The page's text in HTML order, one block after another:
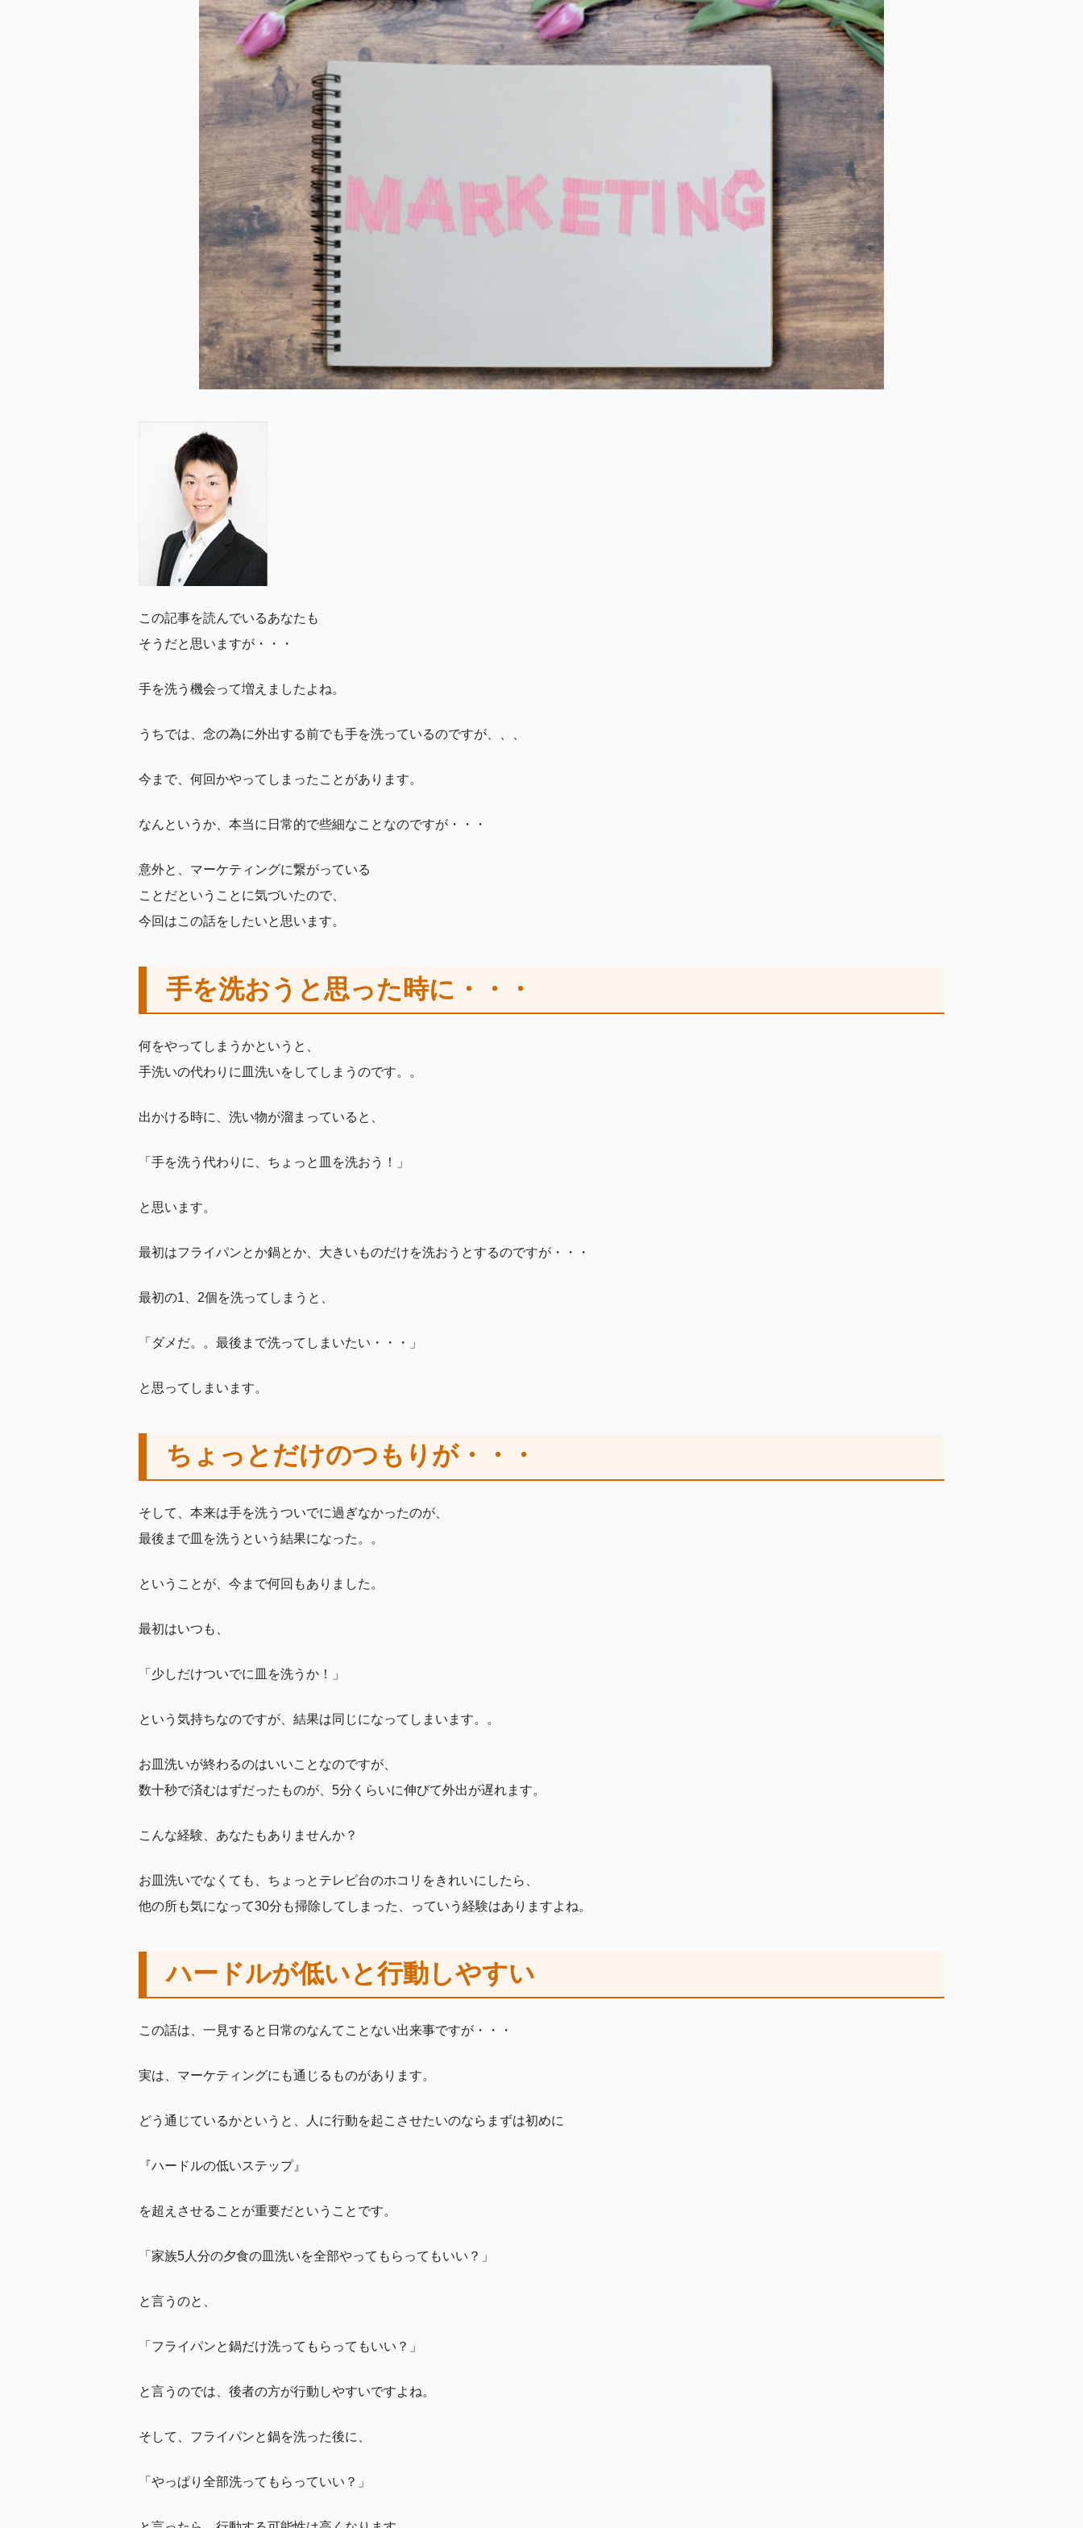
この記事を読んでいるあなたも
そうだと思いますが・・・
手を洗う機会って増えましたよね。
うちでは、念の為に外出する前でも手を洗っているのですが、、、
今まで、何回かやってしまったことがあります。
なんというか、本当に日常的で些細なことなのですが・・・
意外と、マーケティングに繋がっている
ことだということに気づいたので、
今回はこの話をしたいと思います。
手を洗おうと思った時に・・・
何をやってしまうかというと、
手洗いの代わりに皿洗いをしてしまうのです。。
出かける時に、洗い物が溜まっていると、
「手を洗う代わりに、ちょっと皿を洗おう！」
と思います。
最初はフライパンとか鍋とか、大きいものだけを洗おうとするのですが・・・
最初の1、2個を洗ってしまうと、
「ダメだ。。最後まで洗ってしまいたい・・・」
と思ってしまいます。
ちょっとだけのつもりが・・・
そして、本来は手を洗うついでに過ぎなかったのが、
最後まで皿を洗うという結果になった。。
ということが、今まで何回もありました。
最初はいつも、
「少しだけついでに皿を洗うか！」
という気持ちなのですが、結果は同じになってしまいます。。
お皿洗いが終わるのはいいことなのですが、
数十秒で済むはずだったものが、5分くらいに伸びて外出が遅れます。
こんな経験、あなたもありませんか？
お皿洗いでなくても、ちょっとテレビ台のホコリをきれいにしたら、
他の所も気になって30分も掃除してしまった、っていう経験はありますよね。
ハードルが低いと行動しやすい
この話は、一見すると日常のなんてことない出来事ですが・・・
実は、マーケティングにも通じるものがあります。
どう通じているかというと、人に行動を起こさせたいのならまずは初めに
『ハードルの低いステップ』
を超えさせることが重要だということです。
「家族5人分の夕食の皿洗いを全部やってもらってもいい？」
と言うのと、
「フライパンと鍋だけ洗ってもらってもいい？」
と言うのでは、後者の方が行動しやすいですよね。
そして、フライパンと鍋を洗った後に、
「やっぱり全部洗ってもらっていい？」